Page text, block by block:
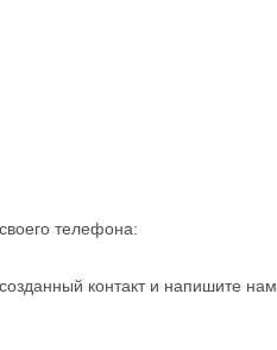
телефона:
контакт и напишите нам.